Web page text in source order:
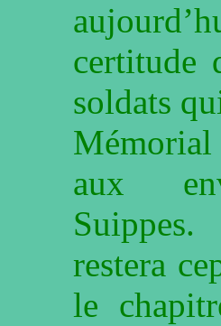
certitude
soldats
Mémorial
aux
restera
le